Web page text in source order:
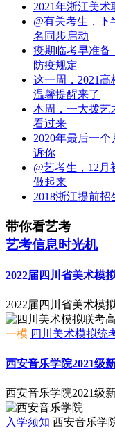
2021年浙江美术
@有关考生，下
名同步启动
疫期临考早准备
防疫规定
这一周，2021高
温馨提醒来了
本周，一大拨艺
看过来
2020年最后一
诉你
@艺考生，12
做起来
2018浙江提前
带你看艺考
艺考信息时光机
2022届四川省美术模
2022届四川省美术模
一模 四川美术模拟统
西安音乐学院2021级
西安音乐学院2021级
入学须知 西安音乐学